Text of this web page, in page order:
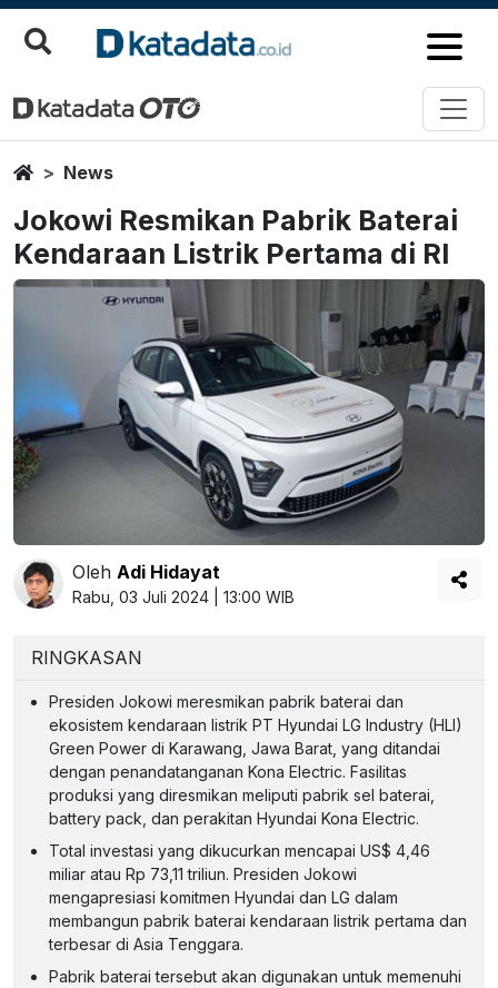
HomeNews
Jokowi Resmikan Pabrik Baterai
Kendaraan Listrik Pertama di RI
Oleh Adi Hidayat
Rabu, 03 Juli 2024 | 13:00 WIB
RINGKASAN
Presiden Jokowi meresmikan pabrik baterai dan
ekosistem kendaraan listrik PT Hyundai LG Industry (HLI)
Green Power di Karawang, Jawa Barat, yang ditandai
dengan penandatanganan Kona Electric. Fasilitas
produksi yang diresmikan meliputi pabrik sel baterai,
battery pack, dan perakitan Hyundai Kona Electric.
Total investasi yang dikucurkan mencapai US$ 4,46
miliar atau Rp 73,11 triliun. Presiden Jokowi
mengapresiasi komitmen Hyundai dan LG dalam
membangun pabrik baterai kendaraan listrik pertama dan
terbesar di Asia Tenggara.
Pabrik baterai tersebut akan digunakan untuk memenuhi